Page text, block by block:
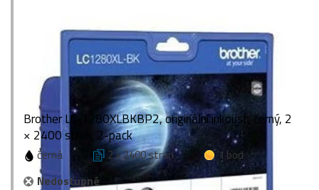
Brother LC-1280XLBKBP2, originální inkoust, černý, 2
× 2400 stran, 2-pack
černá 2 × 2400 stran
1 bod
Nedostupné